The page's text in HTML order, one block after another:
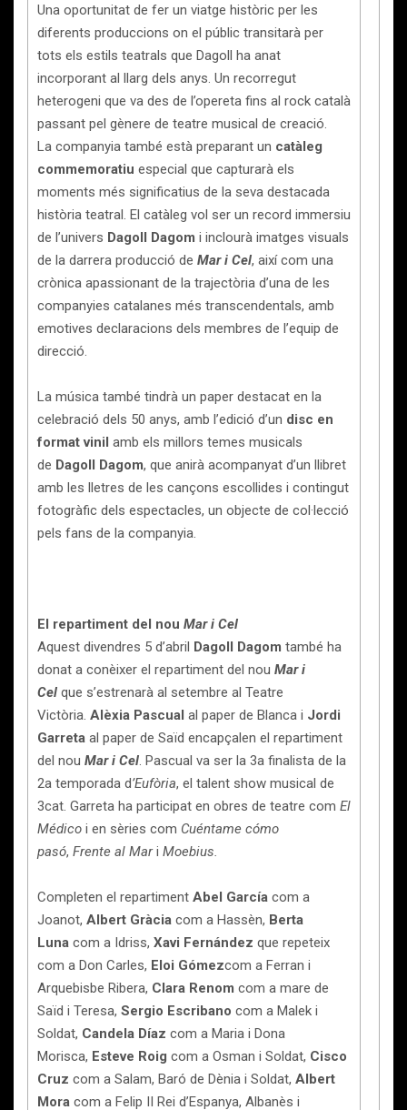
Una oportunitat de fer un viatge històric per les
diferents produccions on el públic transitarà per
tots els estils teatrals que Dagoll ha anat
incorporant al llarg dels anys. Un recorregut
heterogeni que va des de l’opereta fins al rock català
passant pel gènere de teatre musical de creació.
La companyia també està preparant un catàleg
commemoratiu especial que capturarà els
moments més significatius de la seva destacada
història teatral. El catàleg vol ser un record immersiu
de l’univers Dagoll Dagom i inclourà imatges visuals
de la darrera producció de Mar i Cel, així com una
crònica apassionant de la trajectòria d’una de les
companyies catalanes més transcendentals, amb
emotives declaracions dels membres de l’equip de
direcció.
La música també tindrà un paper destacat en la
celebració dels 50 anys, amb l’edició d’un disc en
format vinil amb els millors temes musicals
de Dagoll Dagom, que anirà acompanyat d’un llibret
amb les lletres de les cançons escollides i contingut
fotogràfic dels espectacles, un objecte de col·lecció
pels fans de la companyia.
El repartiment del nou Mar i Cel
Aquest divendres 5 d’abril Dagoll Dagom també ha
donat a conèixer el repartiment del nou Mar i
Cel que s’estrenarà al setembre al Teatre
Victòria. Alèxia Pascual al paper de Blanca i Jordi
Garreta al paper de Saïd encapçalen el repartiment
del nou Mar i Cel. Pascual va ser la 3a finalista de la
2a temporada d’Eufòria, el talent show musical de
3cat. Garreta ha participat en obres de teatre com El
Médico i en sèries com Cuéntame cómo
pasó, Frente al Mari Moebius.
Completen el repartiment Abel García com a
Joanot, Albert Gràcia com a Hassèn, Berta
Luna com a Idriss, Xavi Fernández que repeteix
com a Don Carles, Eloi Gómezcom a Ferran i
Arquebisbe Ribera, Clara Renom com a mare de
Saïd i Teresa, Sergio Escribano com a Malek i
Soldat, Candela Díaz com a Maria i Dona
Morisca, Esteve Roig com a Osman i Soldat, Cisco
Cruz com a Salam, Baró de Dènia i Soldat, Albert
Mora com a Felip II Rei d’Espanya, Albanès i